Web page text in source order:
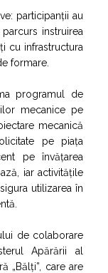
participanții au
instruirea
cu infrastructura
formare.
programul de
mecanice pe
mecanică
pe piața
pe învățarea
iar activitățile
utilizarea în
de colaborare
Apărării al
„Bălți”, care are